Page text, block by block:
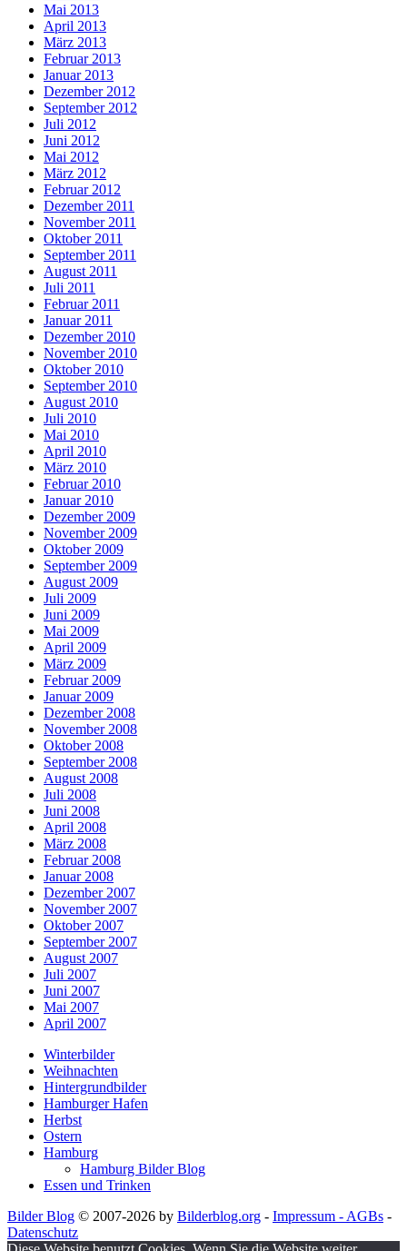
Mai 2013
April 2013
März 2013
Februar 2013
Januar 2013
Dezember 2012
September 2012
Juli 2012
Juni 2012
Mai 2012
März 2012
Februar 2012
Dezember 2011
November 2011
Oktober 2011
September 2011
August 2011
Juli 2011
Februar 2011
Januar 2011
Dezember 2010
November 2010
Oktober 2010
September 2010
August 2010
Juli 2010
Mai 2010
April 2010
März 2010
Februar 2010
Januar 2010
Dezember 2009
November 2009
Oktober 2009
September 2009
August 2009
Juli 2009
Juni 2009
Mai 2009
April 2009
März 2009
Februar 2009
Januar 2009
Dezember 2008
November 2008
Oktober 2008
September 2008
August 2008
Juli 2008
Juni 2008
April 2008
März 2008
Februar 2008
Januar 2008
Dezember 2007
November 2007
Oktober 2007
September 2007
August 2007
Juli 2007
Juni 2007
Mai 2007
April 2007
Winterbilder
Weihnachten
Hintergrundbilder
Hamburger Hafen
Herbst
Ostern
Hamburg
Hamburg Bilder Blog
Essen und Trinken
Bilder Blog © 2007-2026 by Bilderblog.org - Impressum - AGBs -
Datenschutz